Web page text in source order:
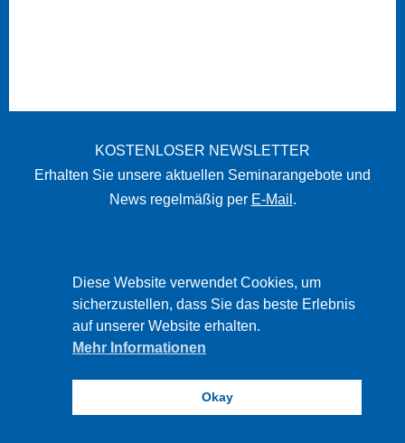
KOSTENLOSER NEWSLETTER
Erhalten Sie unsere aktuellen Seminarangebote und
News regelmäßig per E-Mail .
IMPRESSUM
DATENSCHUTZ
Diese Website verwendet Cookies, um
sicherzustellen, dass Sie das beste Erlebnis
auf unserer Website erhalten.
Mehr Informationen
Okay